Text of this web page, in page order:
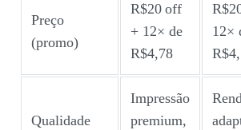
Preço
(promo)
R$20 off
+ 12× de
R$4,78
12×
Qualidade
Impressão
premium,